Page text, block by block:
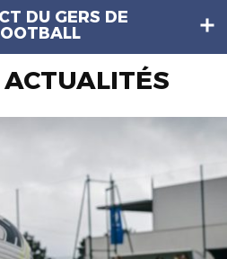
DU GERS DE